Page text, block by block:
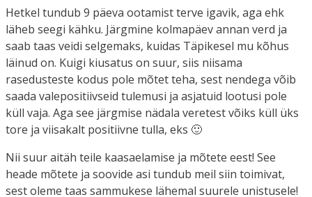
Hetkel tundub 9 päeva ootamist terve igavik, aga ehk
läheb seegi kähku. Järgmine kolmapäev annan verd ja
saab taas veidi selgemaks, kuidas Täpikesel mu kõhus
läinud on. Kuigi kiusatus on suur, siis niisama
rasedusteste kodus pole mõtet teha, sest nendega võib
saada valepositiivseid tulemusi ja asjatuid lootusi pole
küll vaja. Aga see järgmise nädala veretest võiks küll üks
tore ja viisakalt positiivne tulla, eks 🙂
Nii suur aitäh teile kaasaelamise ja mõtete eest! See
heade mõtete ja soovide asi tundub meil siin toimivat,
sest oleme taas sammukese lähemal suurele unistusele!